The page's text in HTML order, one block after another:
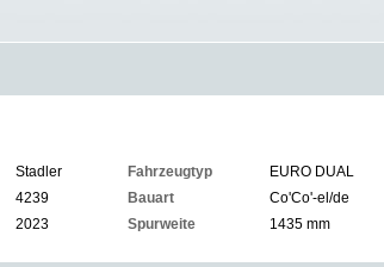
Stadler Fahrzeugtyp
EURO DUAL
4239 Bauart
Co'Co'-el/de
2023 Spurweite 1435 mm